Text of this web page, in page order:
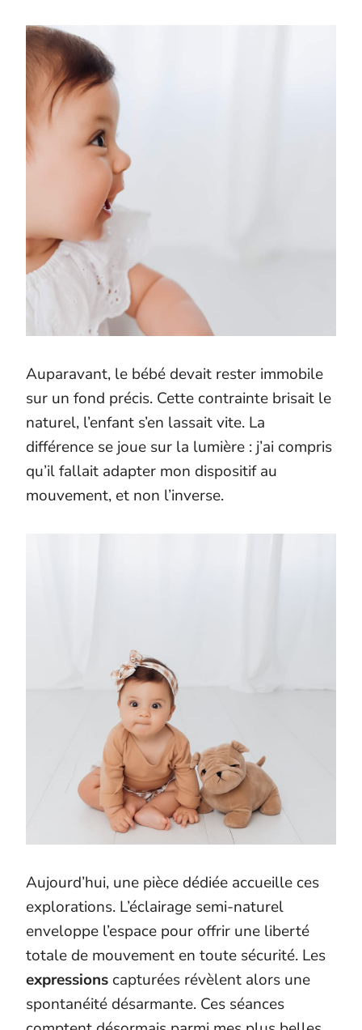
Auparavant, le bébé devait rester immobile
sur un fond précis. Cette contrainte brisait le
naturel, l’enfant s’en lassait vite. La
différence se joue sur la lumière : j’ai compris
qu’il fallait adapter mon dispositif au
mouvement, et non l’inverse.
Aujourd’hui, une pièce dédiée accueille ces
explorations. L’éclairage semi-naturel
enveloppe l’espace pour offrir une liberté
totale de mouvement en toute sécurité. Les
expressions capturées révèlent alors une
spontanéité désarmante. Ces séances